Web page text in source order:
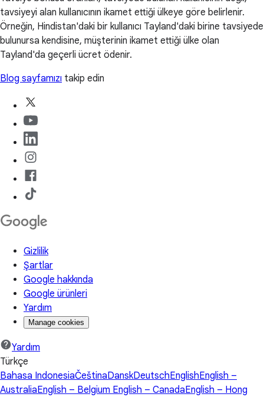
tavsiyeyi alan kullanıcının ikamet ettiği ülkeye göre belirlenir.
Örneğin, Hindistan'daki bir kullanıcı Tayland'daki birine tavsiyede
bulunursa kendisine, müşterinin ikamet ettiği ülke olan
Tayland'da geçerli ücret ödenir.
Blog sayfamızı takip edin
Gizlilik
Şartlar
Google hakkında
Google ürünleri
Yardım
Manage cookies
Yardım
Türkçe
Bahasa IndonesiaČeštinaDanskDeutschEnglishEnglish –
AustraliaEnglish – Belgium English – CanadaEnglish – Hong